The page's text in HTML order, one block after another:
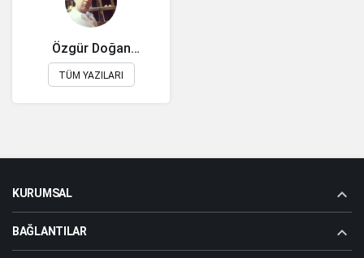
Özgür Doğan
YILMAZ
TÜM YAZILARI
KURUMSAL
BAĞLANTILAR